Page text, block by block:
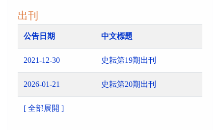
出刊
公告日期 中文標題
2021-12-30 史耘第19期出刊
2026-01-21 史耘第20期出刊
[ 全部展開 ]